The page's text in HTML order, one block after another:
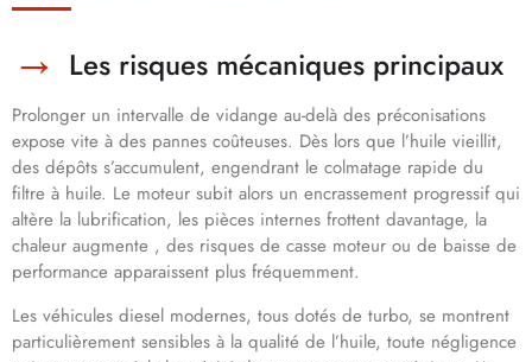
Les risques mécaniques principaux
Prolonger un intervalle de vidange au-delà des préconisations
expose vite à des pannes coûteuses. Dès lors que l’huile vieillit,
des dépôts s’accumulent, engendrant le colmatage rapide du
filtre à huile. Le moteur subit alors un encrassement progressif qui
altère la lubrification, les pièces internes frottent davantage, la
chaleur augmente , des risques de casse moteur ou de baisse de
performance apparaissent plus fréquemment.
Les véhicules diesel modernes, tous dotés de turbo, se montrent
particulièrement sensibles à la qualité de l’huile, toute négligence